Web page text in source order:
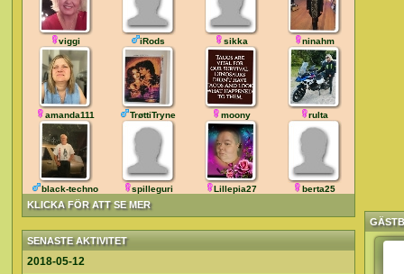
KLICKA FÖR ATT SE MER
viggi iRods sikka ninahm
amanda111 TrøttiTryne moony rulta
black-techno spilleguri Lillepia27 berta25
SENASTE AKTIVITET
2018-05-12